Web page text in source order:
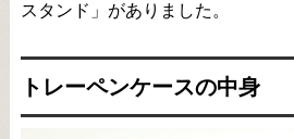
スタンド」がありました。
トレーペンケースの中身